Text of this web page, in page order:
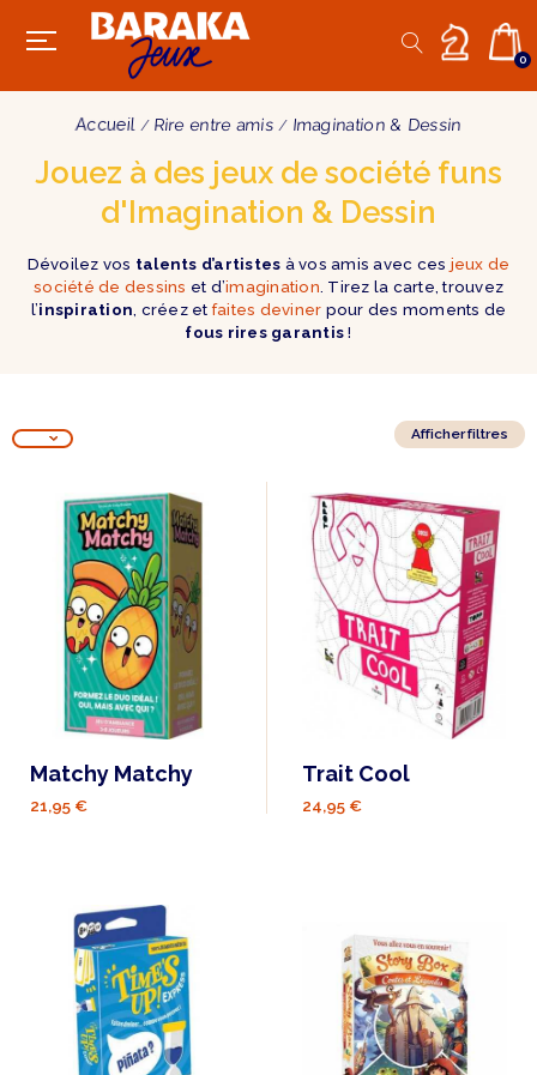
0
Accueil Rire entre amis Imagination & Dessin
Jouez à des jeux de société funs
d'Imagination & Dessin
Dévoilez vos talents d’artistes à vos amis avec ces jeux de
société de dessins et d’imagination . Tirez la carte, trouvez
l’inspiration , créez etfaites deviner pour des moments de
fous rires garantis !
Afficher filtres
Matchy Matchy
21,95 €
Trait Cool
24,95 €